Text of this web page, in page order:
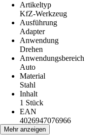
Artikeltyp
KfZ-Werkzeug
Ausführung
Adapter
Anwendung
Drehen
Anwendungsbereich
Auto
Material
Stahl
Inhalt
1 Stück
EAN
4026947076966
Mehr anzeigen